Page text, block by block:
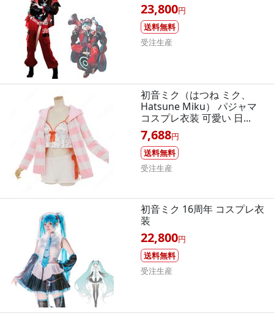
23,800円
送料無料
受注生産
初音ミク（はつね ミク、
Hatsune Miku） パジャマ
コスプレ衣装 可愛い 日...
7,688円
送料無料
受注生産
初音ミク 16周年 コスプレ衣
装
22,800円
送料無料
受注生産